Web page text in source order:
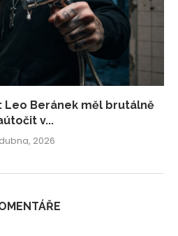
Leo Beránek měl brutálně
v...
2026